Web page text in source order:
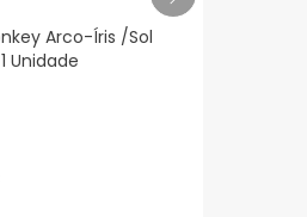
Arco-Íris /Sol
Unidade